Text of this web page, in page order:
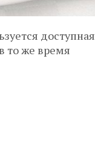
доступная
то же время